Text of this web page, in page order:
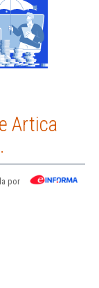
Artica
por